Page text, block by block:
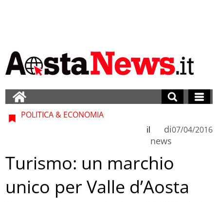
POLITICA & ECONOMIA
di
news
il 07/04/2016
Turismo: un marchio
unico per Valle d’Aosta